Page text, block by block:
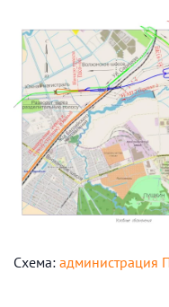
Схема: администрация